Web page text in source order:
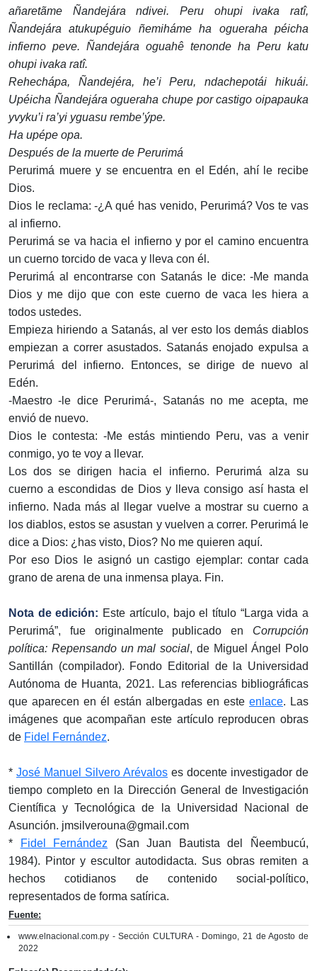
añaretãme Ñandejára ndivei. Peru ohupi ivaka ratî,
Ñandejára atukupéguio ñemiháme ha ogueraha péicha
infierno peve. Ñandejára oguahê tenonde ha Peru katu
ohupi ivaka ratî.
Rehechápa, Ñandejéra, he’i Peru, ndachepotái hikuái.
Upéicha Ñandejára ogueraha chupe por castigo oipapauka
yvyku’i ra’yi yguasu rembe’ýpe.
Ha upépe opa.
Después de la muerte de Perurimá
Perurimá muere y se encuentra en el Edén, ahí le recibe
Dios.
Dios le reclama: -¿A qué has venido, Perurimá? Vos te vas
al infierno.
Perurimá se va hacia el infierno y por el camino encuentra
un cuerno torcido de vaca y lleva con él.
Perurimá al encontrarse con Satanás le dice: -Me manda
Dios y me dijo que con este cuerno de vaca les hiera a
todos ustedes.
Empieza hiriendo a Satanás, al ver esto los demás diablos
empiezan a correr asustados. Satanás enojado expulsa a
Perurimá del infierno. Entonces, se dirige de nuevo al
Edén.
-Maestro -le dice Perurimá-, Satanás no me acepta, me
envió de nuevo.
Dios le contesta: -Me estás mintiendo Peru, vas a venir
conmigo, yo te voy a llevar.
Los dos se dirigen hacia el infierno. Perurimá alza su
cuerno a escondidas de Dios y lleva consigo así hasta el
infierno. Nada más al llegar vuelve a mostrar su cuerno a
los diablos, estos se asustan y vuelven a correr. Perurimá le
dice a Dios: ¿has visto, Dios? No me quieren aquí.
Por eso Dios le asignó un castigo ejemplar: contar cada
grano de arena de una inmensa playa. Fin.
Nota de edición: Este artículo, bajo el título “Larga vida a
Perurimá”, fue originalmente publicado en Corrupción
política: Repensando un mal social, de Miguel Ángel Polo
Santillán (compilador). Fondo Editorial de la Universidad
Autónoma de Huanta, 2021. Las referencias bibliográficas
que aparecen en él están albergadas en este enlace. Las
imágenes que acompañan este artículo reproducen obras
de Fidel Fernández.
* José Manuel Silvero Arévalos es docente investigador de
tiempo completo en la Dirección General de Investigación
Científica y Tecnológica de la Universidad Nacional de
Asunción. jmsilverouna@gmail.com
*
Fidel Fernández (San Juan Bautista del Ñeembucú,
1984). Pintor y escultor autodidacta. Sus obras remiten a
hechos cotidianos de contenido social-político,
representados de forma satírica.
Fuente:
www.elnacional.com.py - Sección CULTURA - Domingo, 21 de Agosto de
2022